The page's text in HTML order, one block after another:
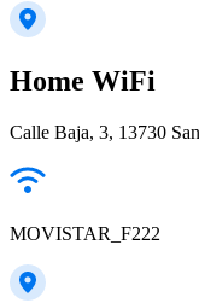
Home WiFi
Calle Baja, 3, 13730
MOVISTAR_F222